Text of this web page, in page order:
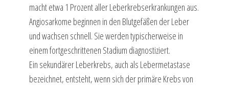
macht etwa 1 Prozent aller Leberkrebserkrankungen aus.
Angiosarkome beginnen in den Blutgefäßen der Leber
und wachsen schnell. Sie werden typischerweise in
einem fortgeschrittenen Stadium diagnostiziert.
Ein sekundärer Leberkrebs, auch als Lebermetastase
bezeichnet, entsteht, wenn sich der primäre Krebs von